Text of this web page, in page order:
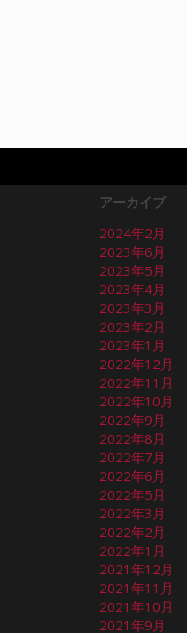
アーカイブ
2024年2月
2023年6月
2023年5月
2023年4月
2023年3月
2023年2月
2023年1月
2022年12月
2022年11月
2022年10月
2022年9月
2022年8月
2022年7月
2022年6月
2022年5月
2022年3月
2022年2月
2022年1月
2021年12月
2021年11月
2021年10月
2021年9月